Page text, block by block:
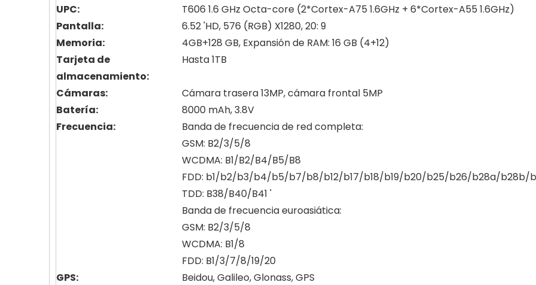
UPC:
T606 1.6 GHz Octa-core (2*Cortex-A75 1.6GHz + 6*Cortex-A55 1.6GHz)
Pantalla:
6.52 'HD, 576 (RGB) X1280, 20: 9
Memoria:
4GB+128 GB, Expansión de RAM: 16 GB (4+12)
Tarjeta de
almacenamiento:
Hasta 1TB
Cámaras:
Cámara trasera 13MP, cámara frontal 5MP
Batería:
8000 mAh, 3.8V
Frecuencia:
Banda de frecuencia de red completa:
GSM: B2/3/5/8
WCDMA: B1/B2/B4/B5/B8
FDD: b1/b2/b3/b4/b5/b7/b8/b12/b17/b18/b19/b20/b25/b26/b28a/b28b/
TDD: B38/B40/B41 '
Banda de frecuencia euroasiática:
GSM: B2/3/5/8
WCDMA: B1/8
FDD: B1/3/7/8/19/20
GPS:
Beidou, Galileo, Glonass, GPS